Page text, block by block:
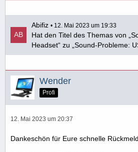
Abifiz 12. Mai 2023 um 19:33
Hat den Titel des Themas von
Headset“ zu „Sound-Probleme:
Wender
Profi
12. Mai 2023 um 20:37
Dankeschön für Eure schnelle